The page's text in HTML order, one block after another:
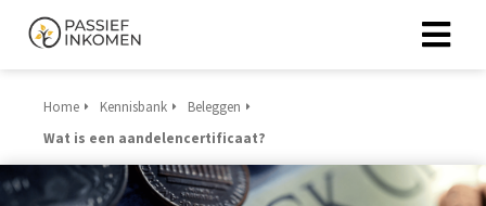
Home Kennisbank
Beleggen
Wat is een aandelencertificaat?